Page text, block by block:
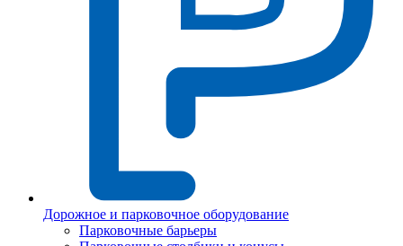
Дорожное и парковочное оборудование
Парковочные барьеры